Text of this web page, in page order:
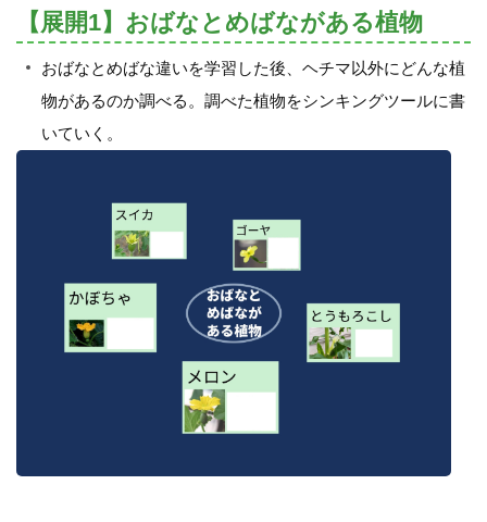
【展開1】おばなとめばながある植物
おばなとめばな違いを学習した後、ヘチマ以外にどんな植
物があるのか調べる。調べた植物をシンキングツールに書
いていく。